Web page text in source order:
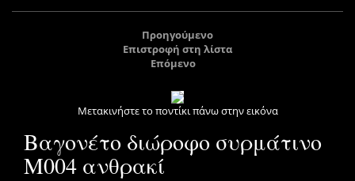
Προηγούμενο
Επιστροφή στη λίστα
Επόμενο
Μετακινήστε το ποντίκι πάνω στην εικόνα
Βαγονέτο διώροφο συρμάτινο
Μ004 ανθρακί